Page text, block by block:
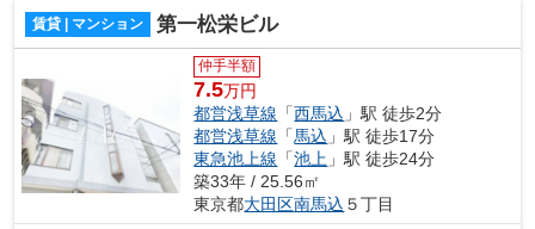
賃貸 | マンション 第一松栄ビル
仲手半額
7.5万円
都営浅草線 「西馬込 」駅 徒歩2分
都営浅草線 「馬込 」駅 徒歩17分
東急池上線 「池上 」駅 徒歩24分
築33年 / 25.56㎡
東京都大田区南馬込 ５丁目